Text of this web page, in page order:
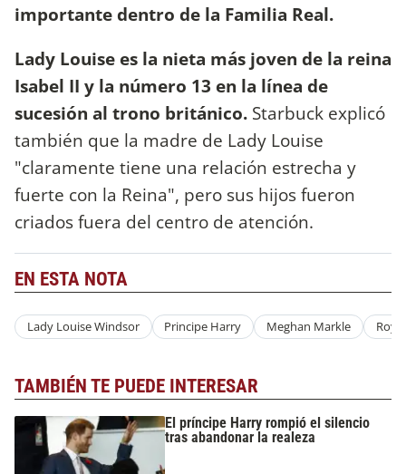
importante dentro de la Familia Real.
Lady Louise es la nieta más joven de la reina
Isabel II y la número 13 en la línea de
sucesión al trono británico. Starbuck explicó
también que la madre de Lady Louise
"claramente tiene una relación estrecha y
fuerte con la Reina", pero sus hijos fueron
criados fuera del centro de atención.
EN ESTA NOTA
Lady Louise Windsor Principe Harry Meghan Markle
TAMBIÉN TE PUEDE INTERESAR
El príncipe Harry rompió el silencio
tras abandonar la realeza